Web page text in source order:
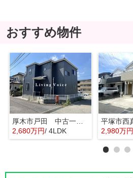
おすすめ物件
厚木市戸田 中古一戸建て
2,680万円/ 4LDK
2,980万円